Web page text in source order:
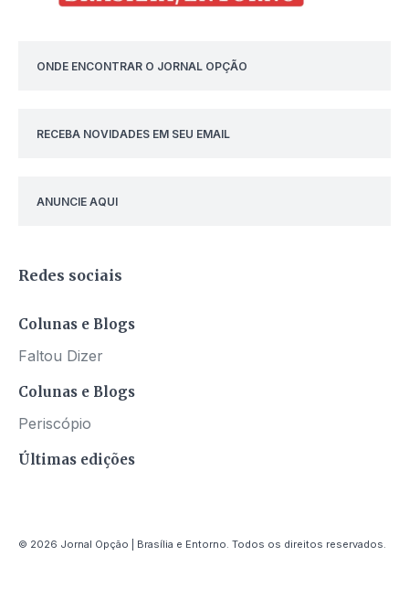
ONDE ENCONTRAR O JORNAL OPÇÃO
RECEBA NOVIDADES EM SEU EMAIL
ANUNCIE AQUI
Redes sociais
Colunas e Blogs
Faltou Dizer
Colunas e Blogs
Periscópio
Últimas edições
© 2026 Jornal Opção | Brasília e Entorno. Todos os direitos reservados.